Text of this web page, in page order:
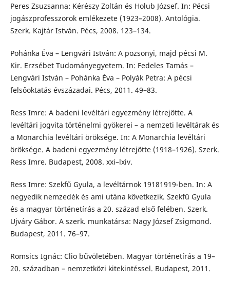
Peres Zsuzsanna: Kérészy Zoltán és Holub József. In: Pécsi
jogászprofesszorok emlékezete (1923–2008). Antológia.
Szerk. Kajtár István. Pécs, 2008. 123–134.
Pohánka Éva – Lengvári István: A pozsonyi, majd pécsi M.
Kir. Erzsébet Tudományegyetem. In: Fedeles Tamás –
Lengvári István – Pohánka Éva – Polyák Petra: A pécsi
felsőoktatás évszázadai. Pécs, 2011. 49–83.
Ress Imre: A badeni levéltári egyezmény létrejötte. A
levéltári jogvita történelmi gyökerei – a nemzeti levéltárak és
a Monarchia levéltári öröksége. In: A Monarchia levéltári
öröksége. A badeni egyezmény létrejötte (1918–1926). Szerk.
Ress Imre. Budapest, 2008. xxi–lxiv.
Ress Imre: Szekfű Gyula, a levéltárnok 19181919-ben. In: A
negyedik nemzedék és ami utána következik. Szekfű Gyula
és a magyar történetírás a 20. század első felében. Szerk.
Ujváry Gábor. A szerk. munkatársa: Nagy József Zsigmond.
Budapest, 2011. 76–97.
Romsics Ignác: Clio bűvöletében. Magyar történetírás a 19–
20. században – nemzetközi kitekintéssel. Budapest, 2011.